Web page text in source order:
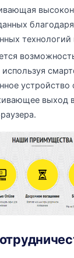
используя
устройство
выход